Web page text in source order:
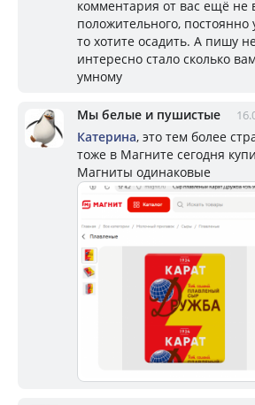
комментария от вас ещё не
положительного, постоянно
то хотите осадить. А пишу
интересно стало сколько
умному
Мы белые и пушистые
Катерина, это тем более
тоже в Магните сегодня
Магниты одинаковые